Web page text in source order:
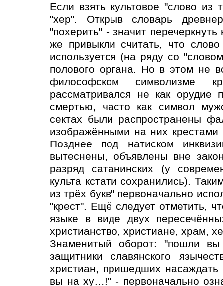
Если взять культовое "слово из
"хер". Открыв словарь
"похерить" - значит
же привыкли считать, что
используется (на ряду со
полового органа. Но в этом не
философском символизме
рассматривался не как
смертью, часто как символ
сектах были распространены
изображёнными на них
Позднее под натиском
вытеснены, объявлены вне
разряд сатанинских (у
культа кстати сохранились).
из трёх букв" первоначально
"крест". Ещё следует отметить,
языке в виде двух
христианство, христиане, храм,
Знаменитый оборот: "пошли
защитники славянского
христиан, пришедших
вы на ху…!" - первоначально